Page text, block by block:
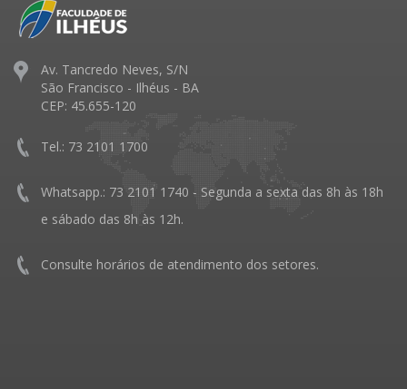
Av. Tancredo Neves, S/N
São Francisco - Ilhéus - BA
CEP: 45.655-120
Tel.: 73 2101 1700
Whatsapp.: 73 2101 1740 - Segunda a sexta das 8h às 18h
e sábado das 8h às 12h.
Consulte horários de atendimento dos setores.